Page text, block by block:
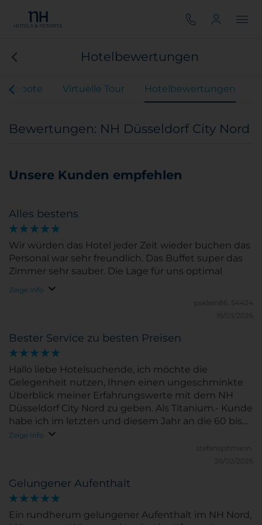
Hotelbewertungen
Virtuelle Tour Hotelbewertungen
Bewertungen: NH Düsseldorf City Nord
Unsere Kunden empfehlen
Alles bestens
Wir würden das Hotel jeder Zeit wieder buchen das
Personal war sehr freundlich. Das Buffet super das
Zimmer sehr sauber. Die Lage für uns optimal
Zeige Info
psklein86. 54424
19/03/2026
Bester Service zu besten Preisen
Hallo liebe Hotelsuchende, ich möchte die
Gelegenheit nutzen, Ihnen einen ungeschminkte
Überblick meiner Erfahrungswerte mit dem NH
Düsseldorf City Nord zu geben. Als Titanium.- Kunde
habe ich im letzten und diesem Jahr an die 60 bis
70 Aufenthalte in diesem Hotel genießen dürfen.
Und das nicht als Geschäftsmann, sondern als eine
Privatperson. Es ist mir leider unmöglich gewesen,
Ausland zu fliegen, da mein Hund schwer erkrankt
ist. Eine Lösung kam durch einen Freund, der mir
als Urlaubsziel dieses Hotel empfohlen hatte. Zuerst
Zeige Info
stefanspitmann.
26/02/2026
Gelungener Aufenthalt
Ein rundherum gelungener Aufenthalt im NH Nord,